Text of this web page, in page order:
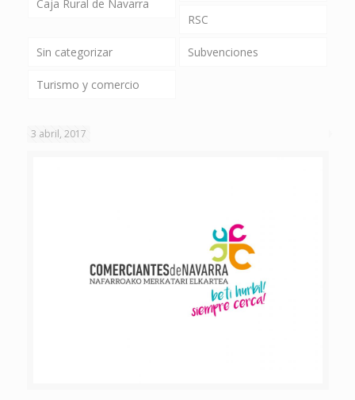
Caja Rural de Navarra
RSC
Sin categorizar Subvenciones
Turismo y comercio
3 abril, 2017